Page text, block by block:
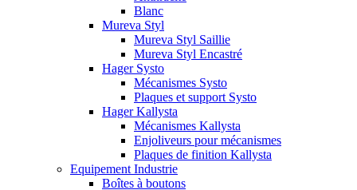
Blanc
Mureva Styl
Mureva Styl Saillie
Mureva Styl Encastré
Hager Systo
Mécanismes Systo
Plaques et support Systo
Hager Kallysta
Mécanismes Kallysta
Enjoliveurs pour mécanismes
Plaques de finition Kallysta
Equipement Industrie
Boîtes à boutons